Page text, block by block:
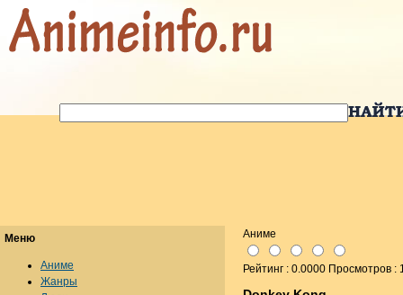
Аниме
Рейтинг : 0.0000 Просмотров :
Меню
Аниме
Жанры